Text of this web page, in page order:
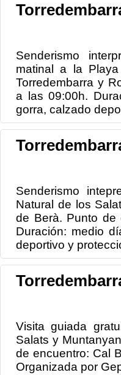
Senderismo
matinal a la
Torredembarra y
a las 09:00h.
gorra, calzado
Senderismo
Natural de los
de Berà. Punto de
Duración: medio
deportivo y
Visita guiada
Salats y
de encuentro: Cal
Organizada por